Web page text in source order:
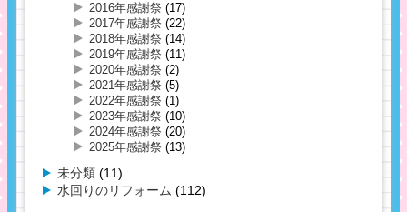
2016年感謝祭 (17)
2017年感謝祭 (22)
2018年感謝祭 (14)
2019年感謝祭 (11)
2020年感謝祭 (2)
2021年感謝祭 (5)
2022年感謝祭 (1)
2023年感謝祭 (10)
2024年感謝祭 (20)
2025年感謝祭 (13)
未分類 (11)
水回りのリフォーム (112)